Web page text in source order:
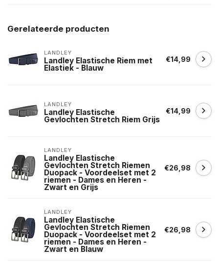
Gerelateerde producten
LANDLEY
Landley Elastische Riem met
Elastiek - Blauw
€14,99
LANDLEY
Landley Elastische
Gevlochten Stretch Riem Grijs
€14,99
LANDLEY
Landley Elastische
Gevlochten Stretch Riemen
Duopack - Voordeelset met 2
riemen - Dames en Heren -
Zwart en Grijs
€26,98
LANDLEY
Landley Elastische
Gevlochten Stretch Riemen
Duopack - Voordeelset met 2
riemen - Dames en Heren -
Zwart en Blauw
€26,98